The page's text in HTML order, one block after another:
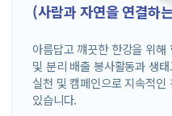
(사람과 자연을 연결하
아름답고 꺠끗한 한강을 위
및 분리 배출 봉사활동과 생
실천 및 캠페인으로 지속적
있습니다.